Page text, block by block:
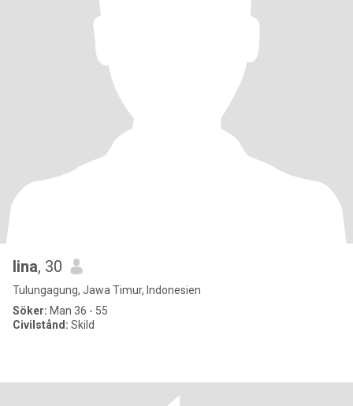
lina, 30
Tulungagung, Jawa Timur, Indonesien
Söker: Man 36 - 55
Civilstånd: Skild